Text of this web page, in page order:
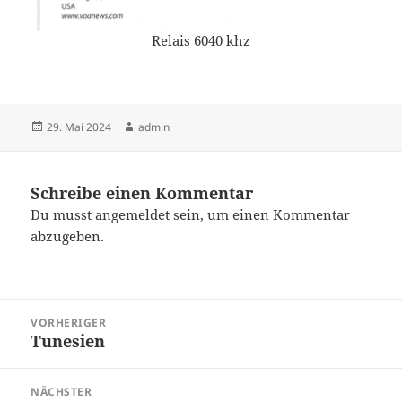
Relais 6040 khz
Veröffentlicht
29. Mai 2024 Autor
admin
Schreibe einen Kommentar
Du musstangemeldet sein, um einen Kommentar
abzugeben.
VORHERIGER
Vorheriger
Tunesien
NÄCHSTER